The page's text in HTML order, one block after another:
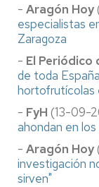
- Aragón Hoy
especialistas
Zaragoza
- El Periódico
de toda
hortofrutícolas
- FyH (13-09-
ahondan en
- Aragón Hoy
investigación
sirven"